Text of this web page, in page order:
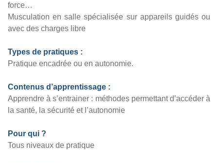
force…
Musculation en salle spécialisée sur appareils guidés ou
avec des charges libre
Types de pratiques :
Pratique encadrée ou en autonomie.
Contenus d’apprentissage :
Apprendre à s’entrainer : méthodes permettant d’accéder à
la santé, la sécurité et l’autonomie
Pour qui ?
Tous niveaux de pratique